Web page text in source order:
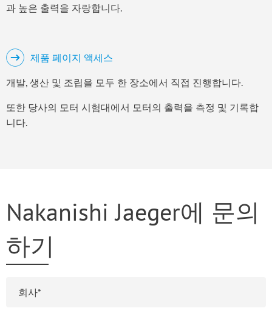
과 높은 출력을 자랑합니다.
제품 페이지 액세스
개발, 생산 및 조립을 모두 한 장소에서 직접 진행합니다.
또한 당사의 모터 시험대에서 모터의 출력을 측정 및 기록합
니다.
Nakanishi Jaeger에 문의
하기